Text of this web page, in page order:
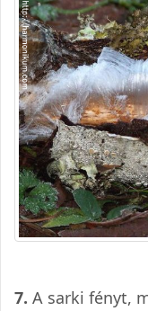
7. A sarki fényt,